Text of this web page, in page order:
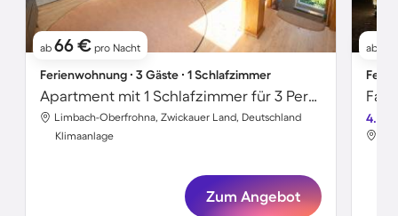
ab 66 € pro Nacht
Ferienwohnung ∙ 3 Gäste ∙ 1 Schlafzimmer
Apartment mit 1 Schlafzimmer für 3 Personen
Limbach-Oberfrohna, Zwickauer Land, Deutschland
Klimaanlage
Zum Angebot
ab
4.8